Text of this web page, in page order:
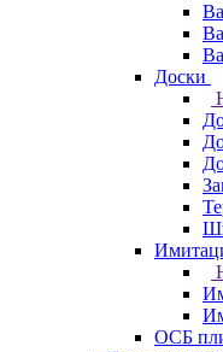
Доски
ОСБ